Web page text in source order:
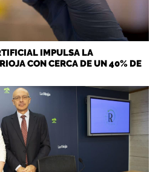
IMPULSA LA
CON CERCA DE UN 40% DE